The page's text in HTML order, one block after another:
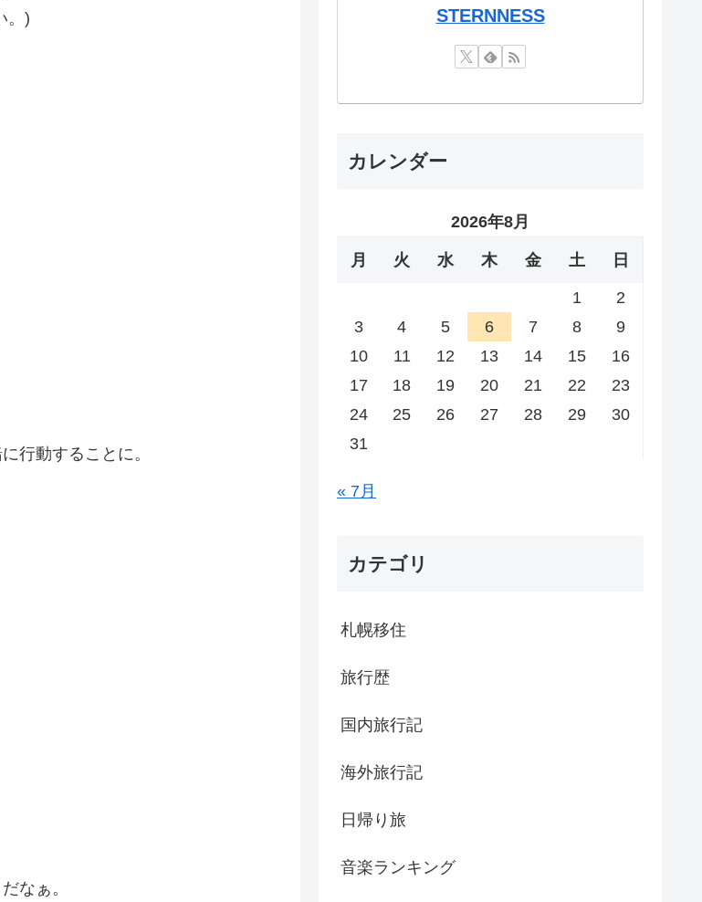
。)
行動することに。
なぁ。
STERNNESS
カレンダー
2026年8月
月 火 水 木 金 土 日
1
2
3
4 5 6 7 8
9
10
11 12 13 14 15
16
17
18 19 20 21 22
23
24
25 26 27 28 29
30
31
« 7月
カテゴリ
札幌移住
旅行歴
国内旅行記
海外旅行記
日帰り旅
音楽ランキング